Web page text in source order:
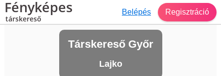
Fényképes
társkereső
Belépés Regisztráció
Társkereső Győr
Lajko